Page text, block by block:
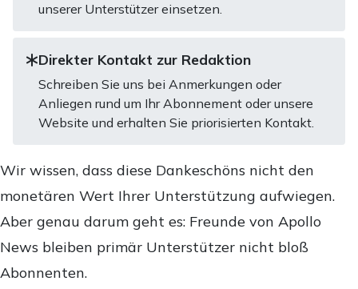
unserer Unterstützer einsetzen.
Direkter Kontakt zur Redaktion
Schreiben Sie uns bei Anmerkungen oder
Anliegen rund um Ihr Abonnement oder unsere
Website und erhalten Sie priorisierten Kontakt.
Wir wissen, dass diese Dankeschöns nicht den
monetären Wert Ihrer Unterstützung aufwiegen.
Aber genau darum geht es: Freunde von Apollo
News bleiben primär Unterstützer nicht bloß
Abonnenten.